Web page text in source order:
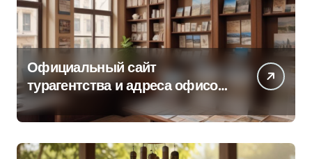
Официальный сайт
турагентства и адреса офисов
продаж по регионам